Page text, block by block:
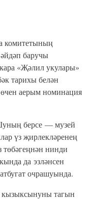
комитетының
баручы
«Җәлил укулары»
тарихы белән
аерым номинация
берсе — музей
үз җирлекләренең
нинди
да эзләнсен
очрашуында.
тагын